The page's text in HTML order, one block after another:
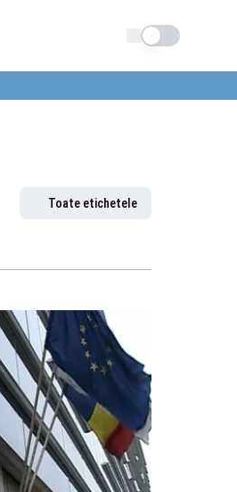
Schimba tema
Toate etichetele